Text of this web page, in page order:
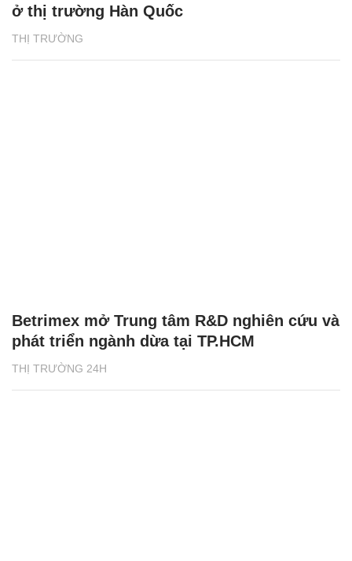
THỊ TRƯỜNG
ở thị trường Hàn Quốc
THỊ TRƯỜNG 24H
Betrimex mở Trung tâm R&D nghiên cứu và
phát triển ngành dừa tại TP.HCM